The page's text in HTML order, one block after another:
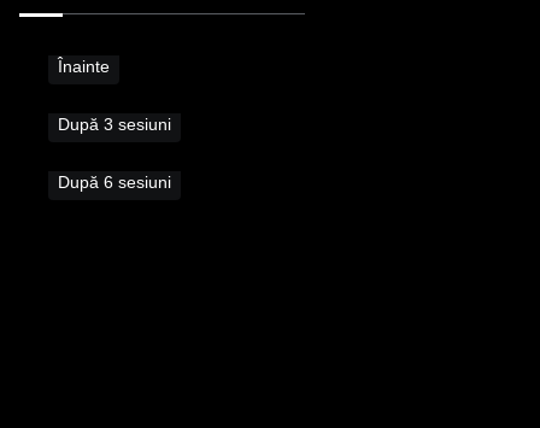
Înainte
După 3 sesiuni
După 6 sesiuni